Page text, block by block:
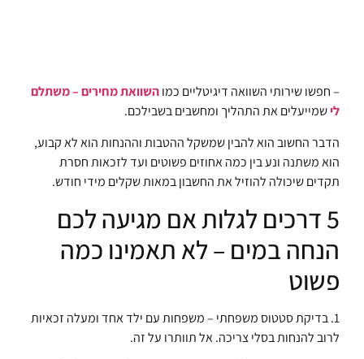
– חפשו שירותי השוואה דיגיטליים כמוהשוואת מחירים – משתלם
לישמייעלים את התהליך ומחשבים בשבילכם.
הדבר החשוב הוא להבין שמשקל ההטבות וההנחות הוא לא קבוע,
הוא משתנה ונע בין כמה אחוזים פשוטים ועד לזכאות חסרת
תקדים שיכולה להוזיל את החשבון במאות שקלים מידי חודש.
5 דרכים לגלות אם מגיעה לכם
הנחה במים – לא תאמינו כמה
פשוט
1. בדיקת סטטוס משפחתי – משפחות עם ילד אחד ומעלה זכאיות
לרוב להנחות בסלי צריכה. אל תוותרו על זה.